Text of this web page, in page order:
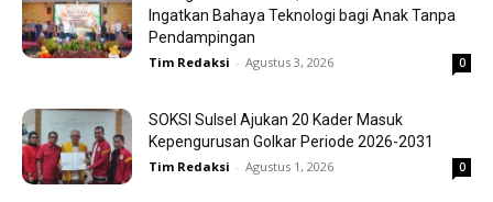
Ingatkan Bahaya Teknologi bagi Anak Tanpa
Pendampingan
Tim Redaksi - Agustus 3, 2026 0
SOKSI Sulsel Ajukan 20 Kader Masuk
Kepengurusan Golkar Periode 2026-2031
Tim Redaksi - Agustus 1, 2026 0